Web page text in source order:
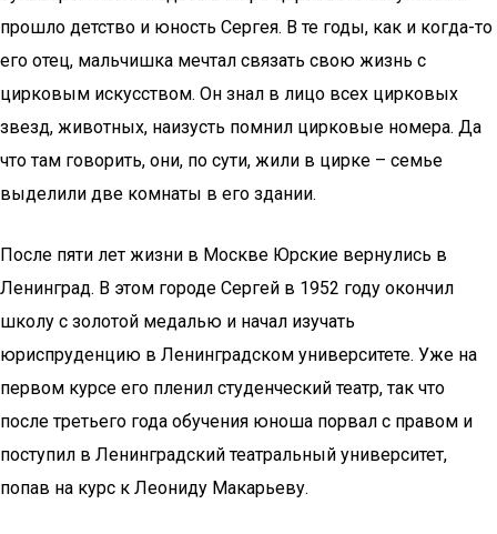
прошло детство и юность Сергея. В те годы, как и когда-то
его отец, мальчишка мечтал связать свою жизнь с
цирковым искусством. Он знал в лицо всех цирковых
звезд, животных, наизусть помнил цирковые номера. Да
что там говорить, они, по сути, жили в цирке – семье
выделили две комнаты в его здании.
После пяти лет жизни в Москве Юрские вернулись в
Ленинград. В этом городе Сергей в 1952 году окончил
школу с золотой медалью и начал изучать
юриспруденцию в Ленинградском университете. Уже на
первом курсе его пленил студенческий театр, так что
после третьего года обучения юноша порвал с правом и
поступил в Ленинградский театральный университет,
попав на курс к Леониду Макарьеву.